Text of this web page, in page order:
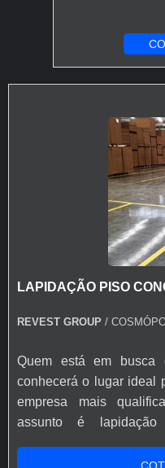
LAPIDAÇÃO PISO
REVEST GROUP /
Quem está em busca
conhecerá o lugar ideal
empresa mais
assunto é
com rápido